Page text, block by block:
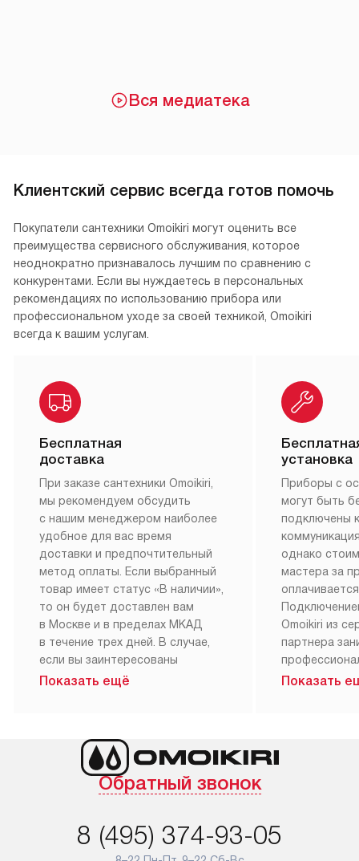
Вся медиатека
Клиентский сервис всегда готов помочь
Покупатели сантехники Omoikiri могут оценить все
преимущества сервисного обслуживания, которое
неоднократно признавалось лучшим по сравнению с
конкурентами. Если вы нуждаетесь в персональных
рекомендациях по использованию прибора или
профессиональном уходе за своей техникой, Omoikiri
всегда к вашим услугам.
Бесплатная
доставка
При заказе сантехники Omoikiri,
мы рекомендуем обсудить
с нашим менеджером наиболее
удобное для вас время
доставки и предпочтительный
метод оплаты. Если выбранный
товар имеет статус «В наличии»,
то он будет доставлен вам
в Москве и в пределах МКАД
в течение трех дней. В случае,
если вы заинтересованы
в товаре, который доступен
менеджером на сайте. Товары
с особым лейблом
доставляются бесплатно
аксессуаров не предусмотрена.
Показать ещё
установка
Приборы с
могут быть
подключены
однако
мастера за
Omoikiri из
партнера
Наш сервис
Показать
Обратный звонок
8 (495) 374-93-05